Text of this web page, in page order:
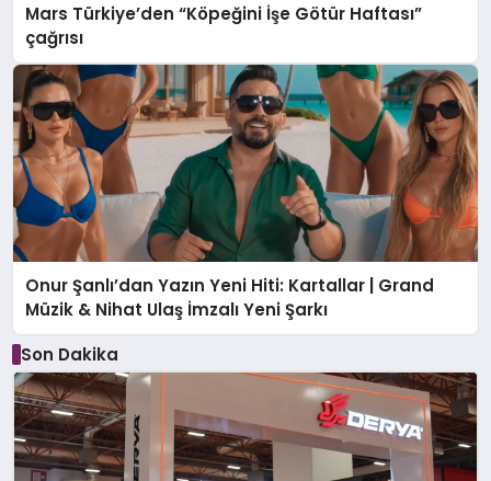
Mars Türkiye’den “Köpeğini İşe Götür Haftası”
çağrısı
Onur Şanlı’dan Yazın Yeni Hiti: Kartallar | Grand
Müzik & Nihat Ulaş İmzalı Yeni Şarkı
Son Dakika